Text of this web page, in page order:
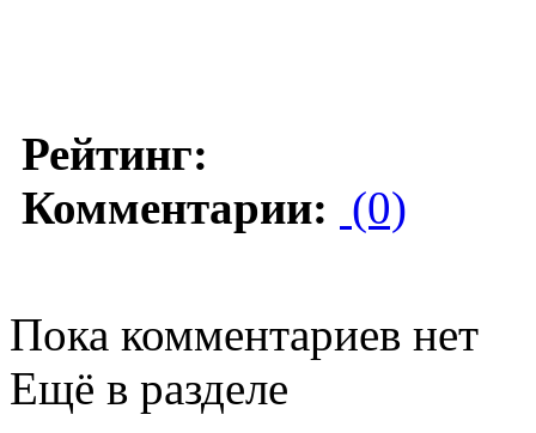
Рейтинг:
Комментарии: (0)
Пока комментариев нет
Ещё в разделе